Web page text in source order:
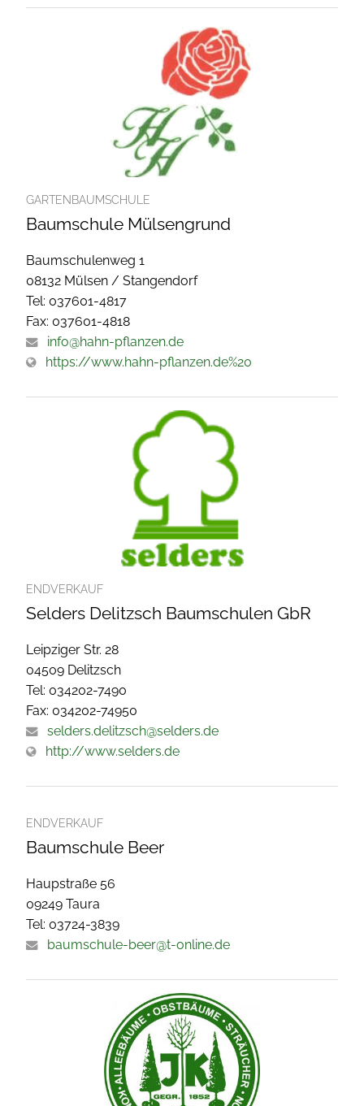
GARTENBAUMSCHULE
Baumschule Mülsengrund
Baumschulenweg 1
08132 Mülsen / Stangendorf
Tel: 037601-4817
Fax: 037601-4818
info@hahn-pflanzen.de
https://www.hahn-pflanzen.de%20
ENDVERKAUF
Selders Delitzsch Baumschulen GbR
Leipziger Str. 28
04509 Delitzsch
Tel: 034202-7490
Fax: 034202-74950
selders.delitzsch@selders.de
http://www.selders.de
ENDVERKAUF
Baumschule Beer
Haupstraße 56
09249 Taura
Tel: 03724-3839
baumschule-beer@t-online.de